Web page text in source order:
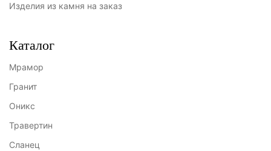
Изделия из камня на заказ
Каталог
Мрамор
Гранит
Оникс
Травертин
Сланец